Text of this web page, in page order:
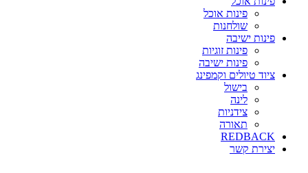
פינות אוכל
שולחנות
פינות ישיבה
פינות זוגיות
פינות ישיבה
ציוד טיולים וקמפינג
בישול
לינה
צידניות
תאורה
REDBACK
יצירת קשר